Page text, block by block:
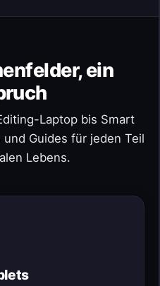
ein
Laptop bis Smart
Guides für jeden Teil
Lebens.